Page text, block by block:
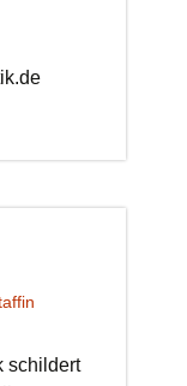
schildert